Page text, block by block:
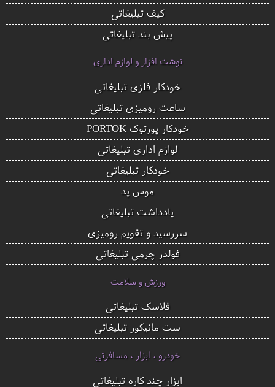
کیف تبلیغاتی
پیش بند تبلیغاتی
نوشت افزار و لوازم اداری
خودکار فلزی تبلیغاتی
ساعت رومیزی تبلیغاتی
خودکار پورتوک PORTOK
لوازم اداری تبلیغاتی
خودکار تبلیغاتی
موس پد
یادداشت تبلیغاتی
سررسید و تقویم رومیزی
فولدر چرمی تبلیغاتی
ورزش و سلامت
فلاسک تبلیغاتی
ست مانیکور تبلیغاتی
خودرو ، ابزار ، مسافرتی
ابزار چند کاره تبلیغاتی